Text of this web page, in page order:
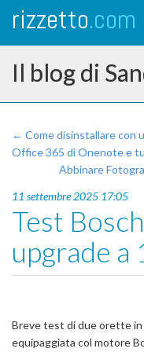
rizzetto.com
Il blog di
← Come disinstallare con
Office 365 di Onenote e
Abbinare
11 settembre 2025 17:05
Test
upgrade
Breve test di due orette in
equipaggiata col motore